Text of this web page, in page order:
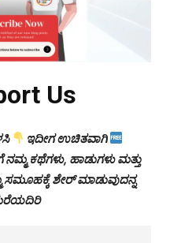
Us
ಇದೀಗ ಉಚಿತವಾಗಿ
ಕಥೆಗಳು, ಹಾಡುಗಳು ಮತ್ತು
ಶೇರ್ ಮಾಡುವುದನ್ನ